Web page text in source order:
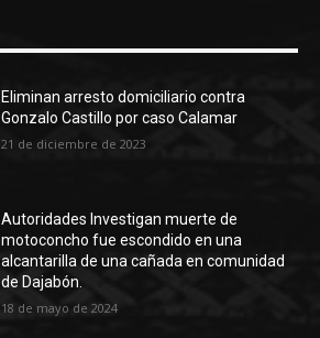
Eliminan arresto domiciliario contra
Gonzalo Castillo por caso Calamar
21 de diciembre de 2023
Autoridades Investigan muerte de
motoconcho fue escondido en una
alcantarilla de una cañada en comunidad
de Dajabón.
18 de mayo de 2024